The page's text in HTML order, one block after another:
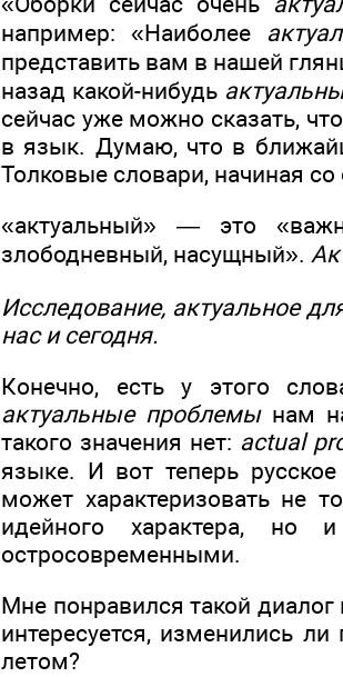
например: «Наиболее
представить вам в нашей
назад какой-нибудь
сейчас уже можно сказать,
в язык. Думаю, что в
Толковые словари, начиная
«актуальный» — это
злободневный, насущный».
Исследование, актуальное
нас и сегодня.
Конечно, есть у этого
актуальные проблемынам
такого значения нет: actual
языке. И вот теперь
может характеризовать не
идейного характера,
остросовременными.
Мне понравился такой
интересуется, изменились
летом?